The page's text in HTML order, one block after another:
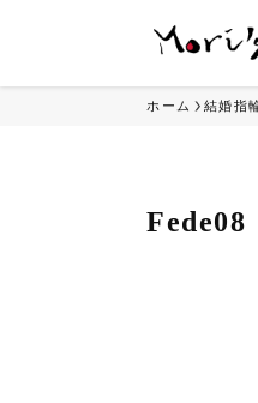
ホーム 結婚指
Fede08